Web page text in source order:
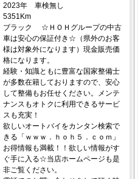
2023年 車検無し
5351Km
ブラック ☆ＨＯＨグループの中古
車は安心の保証付き☆（県外のお客
様は対象外になります）現金販売価
格になります。
経験・知識ともに豊富な国家整備士
が多数在籍しておりますので、安心
して整備もお任せください。メンテ
ナンスもオトクに利用できるサービ
スも充実！
欲しいオートバイをカンタン検索で
きる「ｗｗｗ．ｈｏｈ５．ｃｏｍ」
お得情報も満載！！欲しい情報がす
ぐ手に入る☆当店ホームページも是
非ご覧ください。